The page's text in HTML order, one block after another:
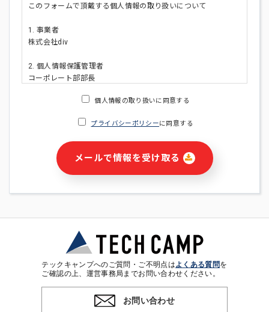
このフォームで頂戴する個人情報の取り扱いについて
1. 事業者
株式会社div
2. 個人情報保護管理者
コーポレート部部長
・ご請求された資料の送付のため
・本サービス及び本サービスに関連する情報(当社及び第三者の
サービス又は商品等の広告配信・宣伝を含みますが、それらに
・個人(法人の場合は担当者)を識別できない形式に加工した統
計情報の作成および利用
※上記の利用目的に基づいた本人への連絡及び配信について
4. 個人情報の第三者提供
個人情報の取り扱いに同意する
プライバシーポリシーに同意する
メールで情報を受け取る
テックキャンプへのご質問・ご不明点はよくある質問を
ご確認の上、運営事務局までお問い合わせください。
お問い合わせ